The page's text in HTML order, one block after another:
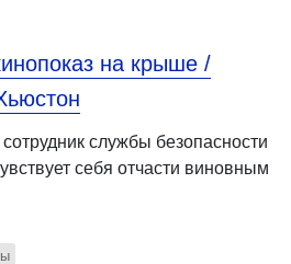
на крыше /
службы безопасности
себя отчасти виновным